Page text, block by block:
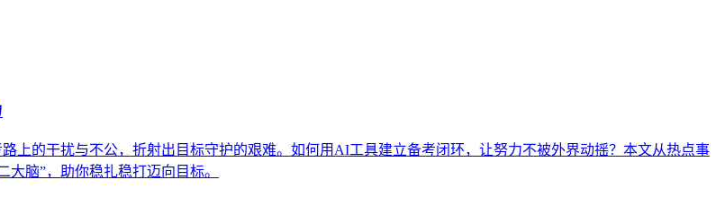
上的干扰与不公，折射出目标守护的艰难。如何用AI工具建立备考闭环，让努力不被外界动摇？本文从热点事
大脑”，助你稳扎稳打迈向目标。